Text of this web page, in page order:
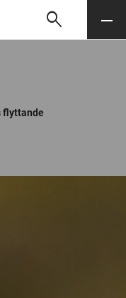
Söksearch Meny
flyttande